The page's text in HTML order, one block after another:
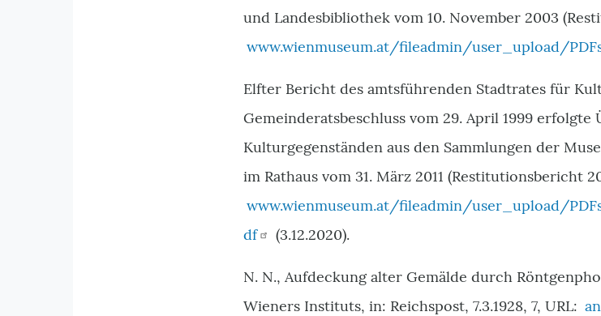
und Landesbibliothek vom 10. November 2003
www.wienmuseum.at/fileadmin/user_upload/
Elfter Bericht des amtsführenden Stadtrates für
Gemeinderatsbeschluss vom 29. April 1999
Kulturgegenständen aus den Sammlungen der
im Rathaus vom 31. März 2011 (Restitutionsbericht
www.wienmuseum.at/fileadmin/user_upload/
df
(3.12.2020).
N. N., Aufdeckung alter Gemälde durch
Wieners Instituts, in: Reichspost, 7.3.1928, 7, URL: